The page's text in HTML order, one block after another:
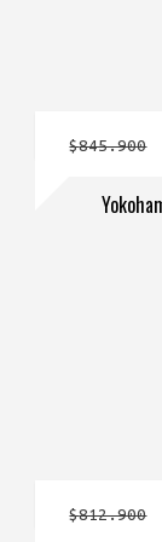
$845.900
$812.900